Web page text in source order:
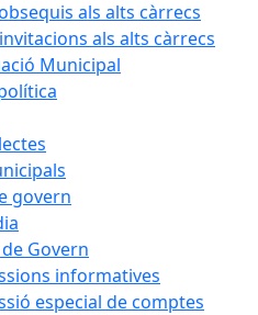
als alts càrrecs
als alts càrrecs
Municipal
govern
Govern
informatives
especial de comptes